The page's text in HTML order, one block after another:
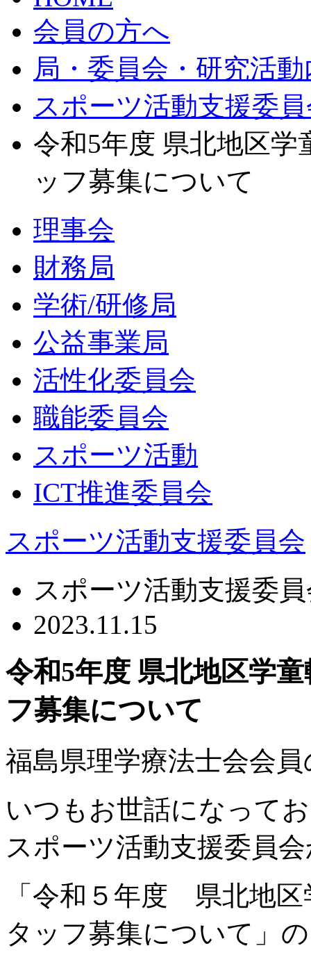
会員の方へ
局・委員会・研究活
スポーツ活動支援委
令和5年度 県北地区
ッフ募集について
理事会
財務局
学術/研修局
公益事業局
活性化委員会
職能委員会
スポーツ活動
ICT推進委員会
スポーツ活動支援委員会
スポーツ活動支援委
2023.11.15
令和5年度 県北地区学
フ募集について
福島県理学療法士会会
いつもお世話になって
スポーツ活動支援委員
「令和５年度 県北地
タッフ募集について」